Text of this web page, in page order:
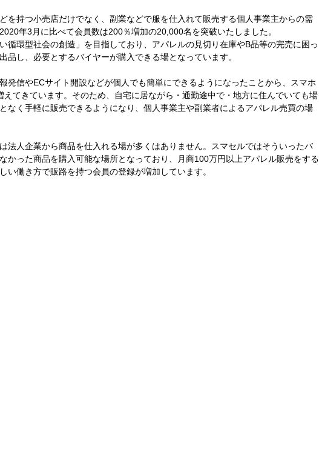
を持つ小売店だけでなく、副業などで服を仕入れて販売する個人事業主からの需
年3月に比べて会員数は200％増加の20,000名を突破いたしました。
循環型社会の創造」を目指しており、アパレルの見切り在庫やB品等の完売に困っ
品し、必要とするバイヤーが購入できる場となっています。
発信やECサイト開設などが個人でも簡単にできるようになったことから、スマホ
えてきています。そのため、自宅に居ながら・通勤途中で・地方に住んでいても場
なく手軽に販売できるようになり、個人事業主や副業者によるアパレル売買の場
法人企業から商品を仕入れる場が多くはありません。スマセルではそういったバ
かった商品を購入可能な場所となっており、月商100万円以上アパレル販売をする
い働き方で販路を持つ会員の登録が増加しています。